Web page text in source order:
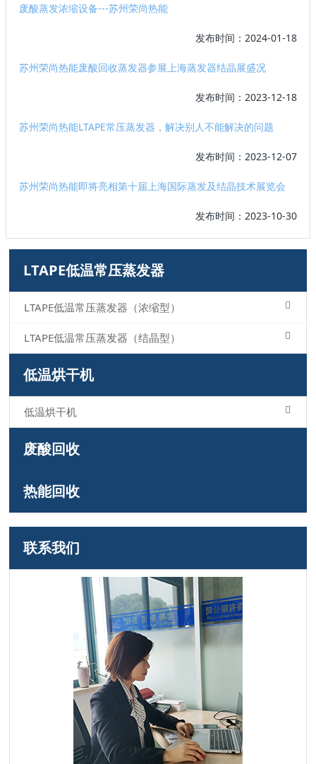
废酸蒸发浓缩设备---苏州荣尚热能
发布时间：2024-01-18
苏州荣尚热能废酸回收蒸发器参展上海蒸发器结晶展盛况
发布时间：2023-12-18
苏州荣尚热能LTAPE常压蒸发器，解决别人不能解决的问题
发布时间：2023-12-07
苏州荣尚热能即将亮相第十届上海国际蒸发及结晶技术展览会
发布时间：2023-10-30
LTAPE低温常压蒸发器
LTAPE低温常压蒸发器（浓缩型）
LTAPE低温常压蒸发器（结晶型）
低温烘干机
低温烘干机
废酸回收
热能回收
联系我们